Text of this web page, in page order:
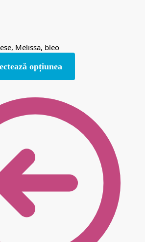
Melissa, bleo
opțiunea